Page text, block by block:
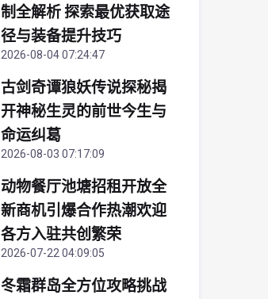
制全解析 探索最优获取途
径与装备提升技巧
2026-08-04 07:24:47
古剑奇谭狼妖传说探秘揭
开神秘生灵的前世今生与
命运纠葛
2026-08-03 07:17:09
动物餐厅池塘招租开放全
新商机引爆合作热潮欢迎
各方入驻共创繁荣
2026-07-22 04:09:05
冬霜群岛全方位攻略挑战